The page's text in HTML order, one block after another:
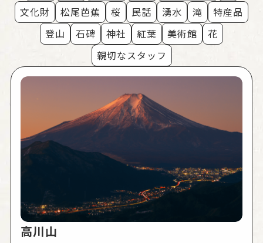
文化財
松尾芭蕉 桜 民話 湧水 滝
特産品
登山
石碑 神社 紅葉 美術館
花
親切なスタッフ
高川山